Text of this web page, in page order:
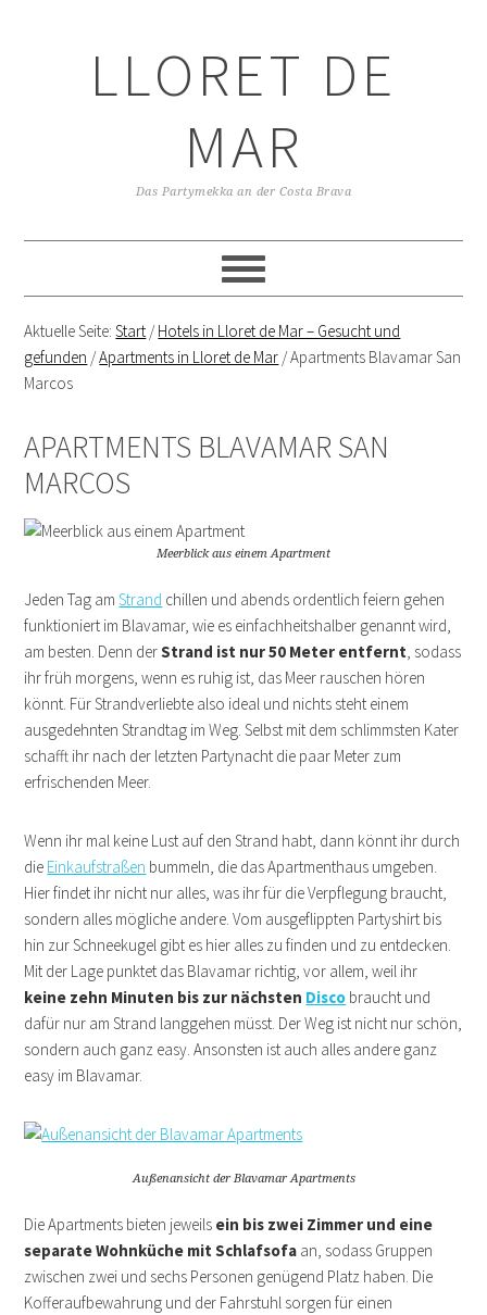
LLORET DE
MAR
Das Partymekka an der Costa Brava
Aktuelle Seite:Start /Hotels in Lloret de Mar – Gesucht und
gefunden /Apartments in Lloret de Mar /Apartments Blavamar San
Marcos
APARTMENTS BLAVAMAR SAN
MARCOS
Meerblick aus einem Apartment
Jeden Tag amStrand chillen und abends ordentlich feiern gehen
funktioniert im Blavamar, wie es einfachheitshalber genannt wird,
am besten. Denn derStrand ist nur 50 Meter entfernt, sodass
ihr früh morgens, wenn es ruhig ist, das Meer rauschen hören
könnt. Für Strandverliebte also ideal und nichts steht einem
ausgedehnten Strandtag im Weg. Selbst mit dem schlimmsten Kater
schafft ihr nach der letzten Partynacht die paar Meter zum
erfrischenden Meer.
Wenn ihr mal keine Lust auf den Strand habt, dann könnt ihr durch
die Einkaufstraßen bummeln, die das Apartmenthaus umgeben.
Hier findet ihr nicht nur alles, was ihr für die Verpflegung braucht,
sondern alles mögliche andere. Vom ausgeflippten Partyshirt bis
hin zur Schneekugel gibt es hier alles zu finden und zu entdecken.
Mit der Lage punktet das Blavamar richtig, vor allem, weil ihr
keine zehn Minuten bis zur nächsten Disco braucht und
dafür nur am Strand langgehen müsst. Der Weg ist nicht nur schön,
sondern auch ganz easy. Ansonsten ist auch alles andere ganz
easy im Blavamar.
Außenansicht der Blavamar Apartments
Die Apartments bieten jeweils ein bis zwei Zimmer und eine
separate Wohnküche mit Schlafsofa an, sodass Gruppen
zwischen zwei und sechs Personen genügend Platz haben. Die
Kofferaufbewahrung und der Fahrstuhl sorgen für einen